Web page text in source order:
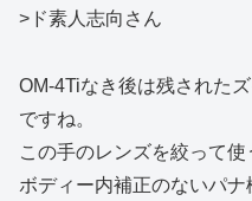
>ド素人志向さん
OM-4Tiなき後は残された
ですね。
この手のレンズを絞って使
ボディー内補正のないパナ